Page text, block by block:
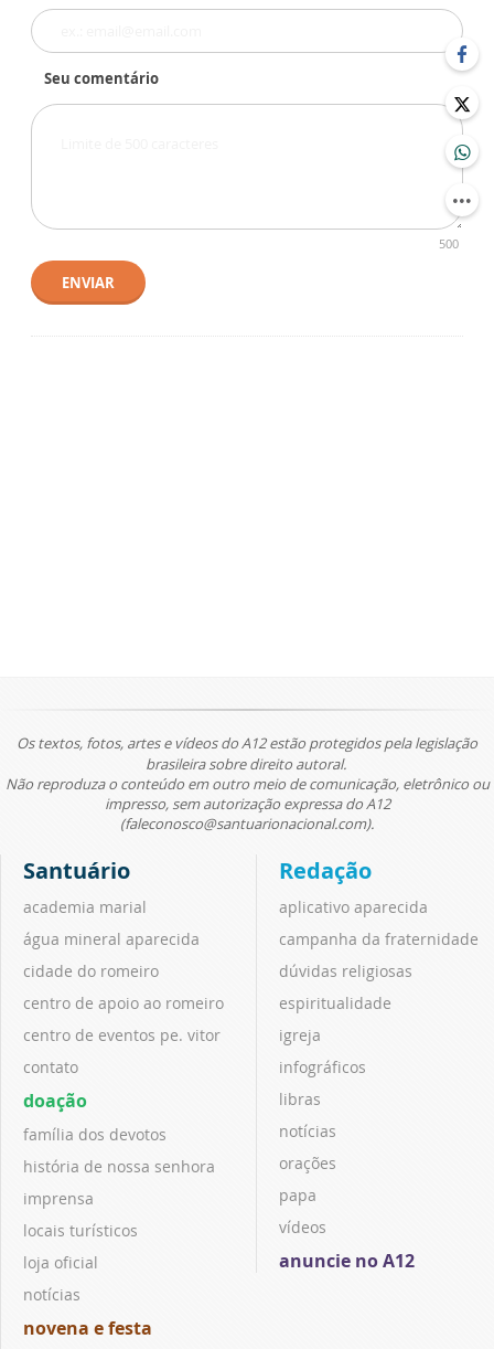
Seu comentário
500
ENVIAR
Os textos, fotos, artes e vídeos do A12 estão protegidos pela legislação
brasileira sobre direito autoral.
Não reproduza o conteúdo em outro meio de comunicação, eletrônico ou
impresso, sem autorização expressa do A12
(faleconosco@santuarionacional.com).
Santuário
academia marial
água mineral aparecida
cidade do romeiro
centro de apoio ao romeiro
centro de eventos pe. vitor
contato
doação
família dos devotos
história de nossa senhora
imprensa
locais turísticos
loja oficial
notícias
novena e festa
Redação
aplicativo aparecida
campanha da fraternidade
dúvidas religiosas
espiritualidade
igreja
infográficos
libras
notícias
orações
papa
vídeos
anuncie no A12